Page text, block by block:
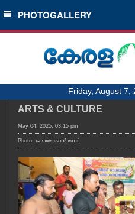
SECTIONS
HOME
NOTIFIED NEWS
KERALA
LOCAL
OBITUARY
PHOTOGALLERY
Friday, August 7,
ARTS & CULTURE
May 04, 2025, 03:15 pm
Photo: ജയമോഹൻതമ്പി